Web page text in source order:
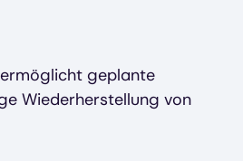
ermöglicht geplante
Wiederherstellung von